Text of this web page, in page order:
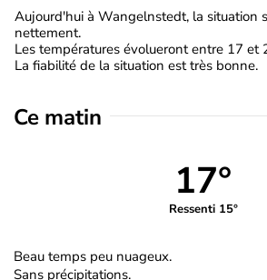
Aujourd'hui à Wangelnstedt, la situation
nettement.
Les températures évolueront entre 17 et
La fiabilité de la situation est très bonne.
Ce matin
17°
Ressenti 15°
Beau temps peu nuageux.
Sans précipitations.